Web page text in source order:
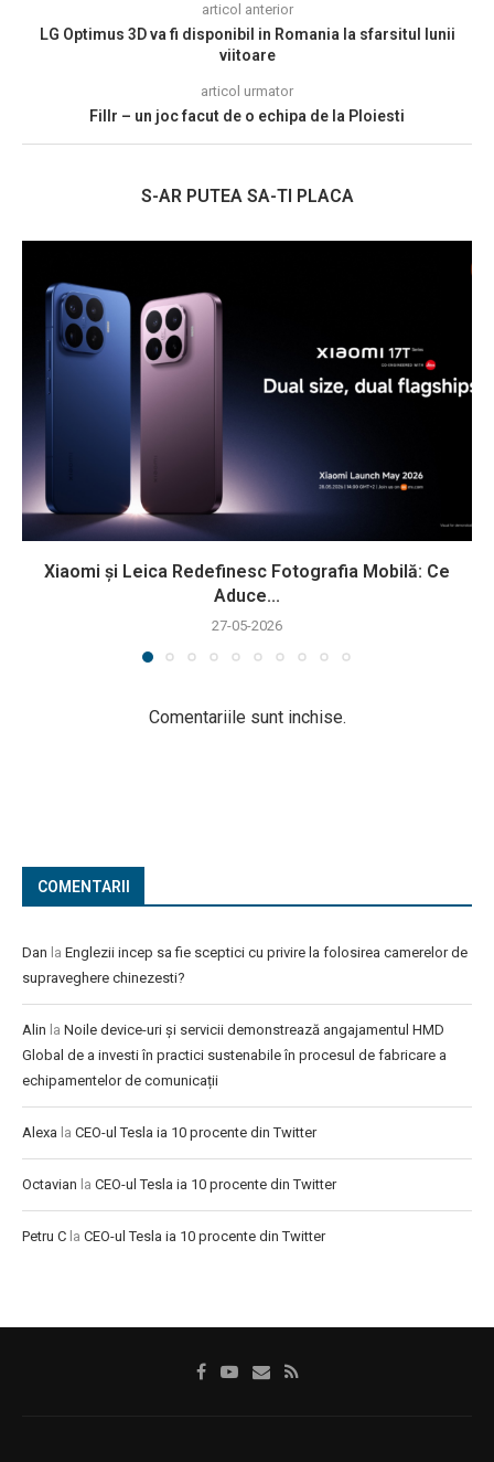
articol anterior
LG Optimus 3D va fi disponibil in Romania la sfarsitul lunii
viitoare
articol urmator
Fillr – un joc facut de o echipa de la Ploiesti
S-AR PUTEA SA-TI PLACA
Xiaomi și Leica Redefinesc Fotografia Mobilă: Ce
Aduce...
27-05-2026
Comentariile sunt inchise.
COMENTARII
Dan la Englezii incep sa fie sceptici cu privire la folosirea camerelor de
supraveghere chinezesti?
Alin la Noile device-uri și servicii demonstrează angajamentul HMD
Global de a investi în practici sustenabile în procesul de fabricare a
echipamentelor de comunicații
Alexa la CEO-ul Tesla ia 10 procente din Twitter
Octavian la CEO-ul Tesla ia 10 procente din Twitter
Petru C la CEO-ul Tesla ia 10 procente din Twitter